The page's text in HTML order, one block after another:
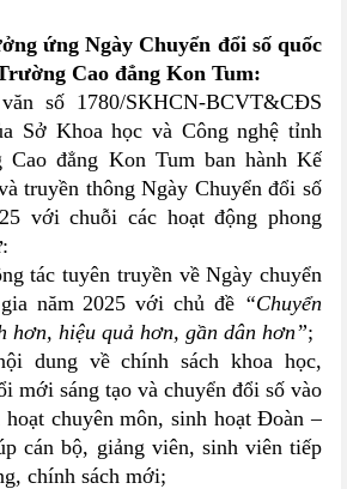
ứng Ngày Chuyển đổi số quốc
Cao đẳng Kon Tum:
số 1780/SKHCN-BCVT&CĐS
Sở Khoa học và Công nghệ tỉnh
Cao đẳng Kon Tum ban hành Kế
truyền thông Ngày Chuyển đổi số
với chuỗi các hoạt động phong
tác tuyên truyền về Ngày chuyển
năm 2025 với chủ đề “Chuyển
hơn, hiệu quả hơn, gần dân hơn”;
dung về chính sách khoa học,
mới sáng tạo và chuyển đổi số vào
hoạt chuyên môn, sinh hoạt Đoàn –
cán bộ, giảng viên, sinh viên tiếp
chính sách mới;